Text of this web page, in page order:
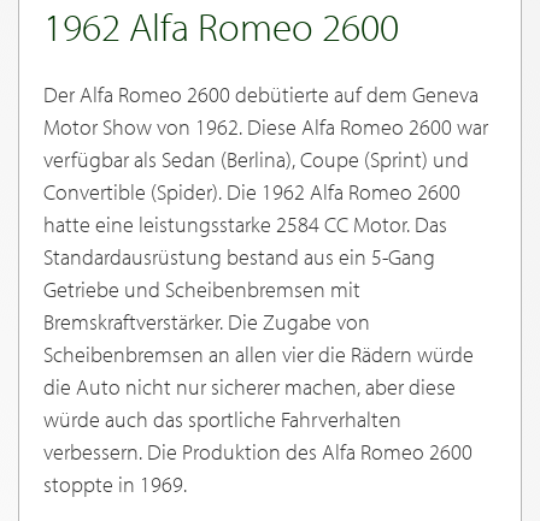
1962 Alfa Romeo 2600
Der Alfa Romeo 2600 debütierte auf dem Geneva
Motor Show von 1962. Diese Alfa Romeo 2600 war
verfügbar als Sedan (Berlina), Coupe (Sprint) und
Convertible (Spider). Die 1962 Alfa Romeo 2600
hatte eine leistungsstarke 2584 CC Motor. Das
Standardausrüstung bestand aus ein 5-Gang
Getriebe und Scheibenbremsen mit
Bremskraftverstärker. Die Zugabe von
Scheibenbremsen an allen vier die Rädern würde
die Auto nicht nur sicherer machen, aber diese
würde auch das sportliche Fahrverhalten
verbessern. Die Produktion des Alfa Romeo 2600
stoppte in 1969.